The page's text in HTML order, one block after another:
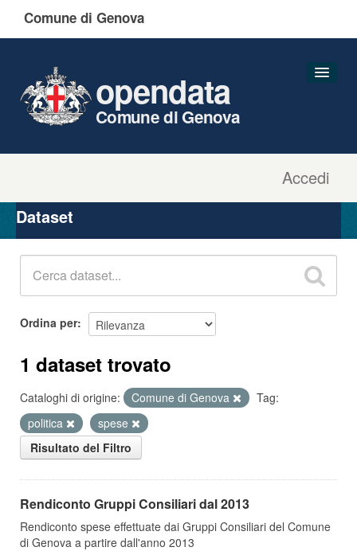
Comune di Genova
Accedi
opendata
Comune di Genova
Organizzazioni
Gruppi
Dataset
Ordina per
1 dataset trovato
Cataloghi di origine: Comune di Genova
Tag:
politica
spese
Risultato del Filtro
Rendiconto Gruppi Consiliari dal 2013
Rendiconto spese effettuate dai Gruppi Consiliari del Comune
di Genova a partire dall'anno 2013